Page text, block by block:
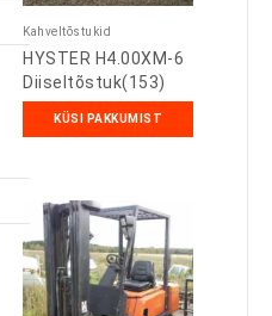
Kahveltõstukid
HYSTER H4.00XM-6
Diiseltõstuk(153)
KÜSI PAKKUMIST